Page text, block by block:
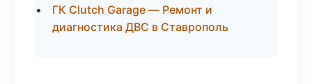
ГК Clutch Garage — Ремонт и
диагностика ДВС в Ставрополь